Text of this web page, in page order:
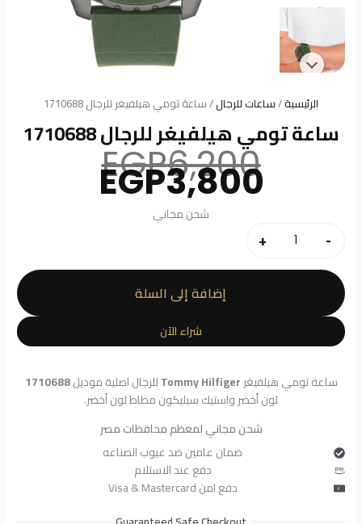
الرئيسية/ساعات للرجال/ ساعة تومي هيلفيغر للرجال 1710688
ساعة تومي هيلفيغر للرجال 1710688
EGP6,200 السعر
الأصلي
هو:EGP3,800
شحن مجاني
-
كمية
ساعة
تومي
هيلفيغر
للرجال
1710688
+
إضافة إلى السلة
شراء الآن
ساعة تومي هيلفيغرTommy Hilfigerللرجال اصلية موديل1710688
لون أخضر واستيك سيليكون مطاط لون أخضر.
شحن مجاني لمعظم محافظات مصر
ضمان عامين ضد عيوب الصناعه
دفع عند الاستلام
دفع امن Visa & Mastercard